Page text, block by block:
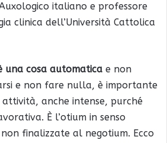
italiano e professore
clinica dell’Università Cattolica
una cosa automatica e non
e non fare nulla, è importante
anche intense, purché
È l’otium in senso
finalizzate al negotium. Ecco